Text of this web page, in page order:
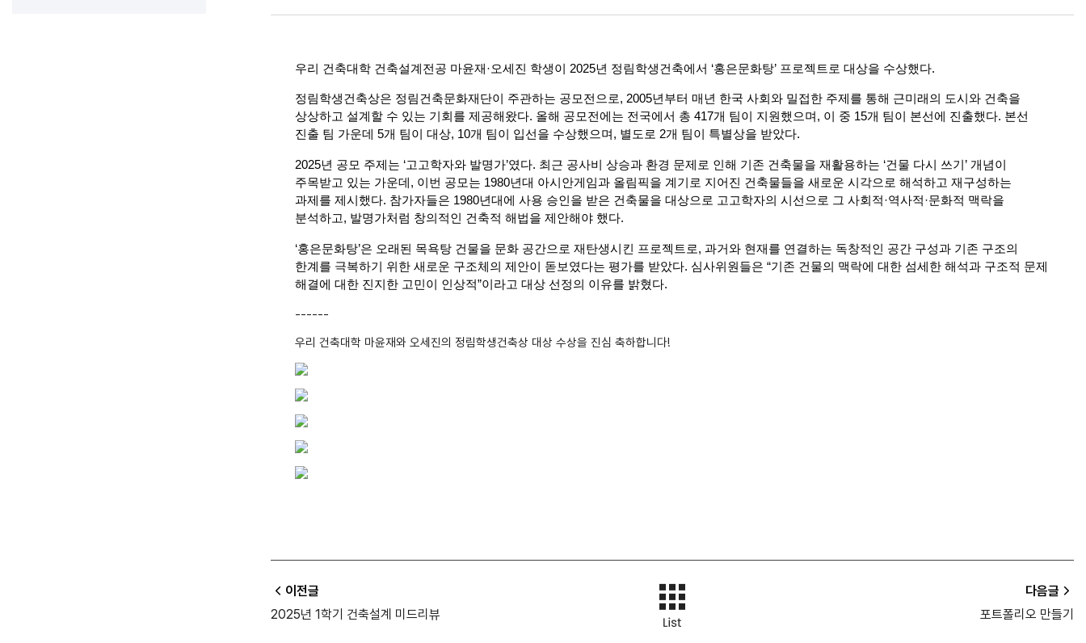
우리 건축대학 건축설계전공 마윤재·오세진 학생이 2025년 정림학생건축에서 ‘홍은문화탕’ 프로젝트로 대상을 수상했다.
정림학생건축상은 정림건축문화재단이 주관하는 공모전으로, 2005년부터 매년 한국 사회와 밀접한 주제를 통해 근미래의 도시와 건축을
상상하고 설계할 수 있는 기회를 제공해왔다. 올해 공모전에는 전국에서 총 417개 팀이 지원했으며, 이 중 15개 팀이 본선에 진출했다. 본선
진출 팀 가운데 5개 팀이 대상, 10개 팀이 입선을 수상했으며, 별도로 2개 팀이 특별상을 받았다.
2025년 공모 주제는 ‘고고학자와 발명가’였다. 최근 공사비 상승과 환경 문제로 인해 기존 건축물을 재활용하는 ‘건물 다시 쓰기’ 개념이
주목받고 있는 가운데, 이번 공모는 1980년대 아시안게임과 올림픽을 계기로 지어진 건축물들을 새로운 시각으로 해석하고 재구성하는
과제를 제시했다. 참가자들은 1980년대에 사용 승인을 받은 건축물을 대상으로 고고학자의 시선으로 그 사회적·역사적·문화적 맥락을
분석하고, 발명가처럼 창의적인 건축적 해법을 제안해야 했다.
‘홍은문화탕’은 오래된 목욕탕 건물을 문화 공간으로 재탄생시킨 프로젝트로, 과거와 현재를 연결하는 독창적인 공간 구성과 기존 구조의
한계를 극복하기 위한 새로운 구조체의 제안이 돋보였다는 평가를 받았다. 심사위원들은 “기존 건물의 맥락에 대한 섬세한 해석과 구조적 문제
해결에 대한 진지한 고민이 인상적”이라고 대상 선정의 이유를 밝혔다.
------
우리 건축대학 마윤재와 오세진의 정림학생건축상 대상 수상을 진심 축하합니다!
이전글
2025년 1학기 건축설계 미드리뷰
다음글
포트폴리오 만들기